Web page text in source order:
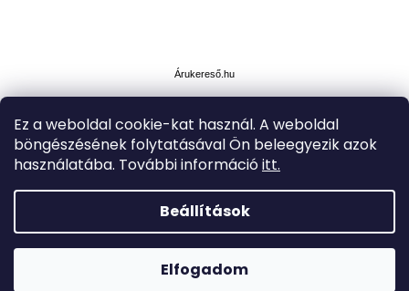
Ez a weboldal cookie-kat használ. A weboldal
böngészésének folytatásával Ön beleegyezik azok
használatába. További információitt.
Beállítások
Elfogadom
A kiválasztott termékekre akár -35% KEDVEZMÉNY. Szállítás
kiszállítási pontokon vagy Z-boxon keresztül INGYENES
k
r
e
s
Árukereső.hu
Shoptet készítette
Simplytoys. Minden jog fenntartva.